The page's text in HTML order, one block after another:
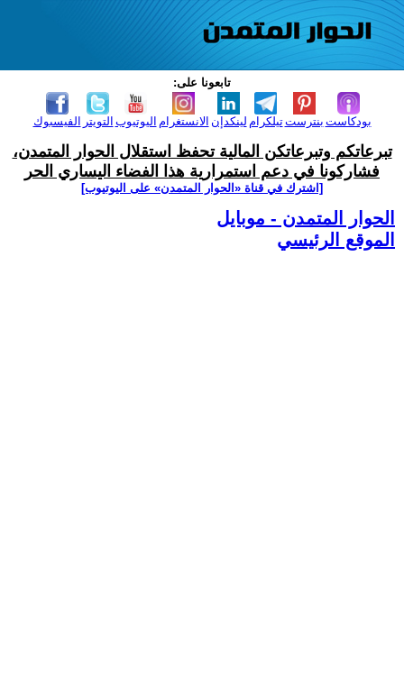
تابعونا على:
الفيسبوك التويتر اليوتيوب الانستغرام لينكدإن تيلكرامبنترست بودكاست
تبرعاتكم وتبرعاتكن المالية تحفظ استقلال الحوار المتمدن،
فشاركونا في دعم استمرارية هذا الفضاء اليساري الحر
[اشترك في قناة ‫«الحوار المتمدن» على اليوتيوب]
الحوار المتمدن - موبايل
الموقع الرئيسي